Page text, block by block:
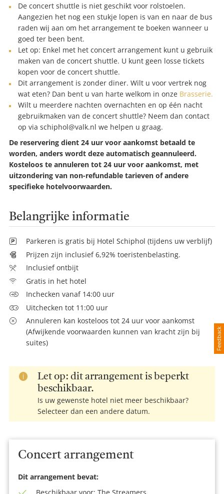
De concert shuttle is niet geschikt voor rolstoelen.
Aangezien het nog een stukje lopen is van en naar de bus
raden wij aan om het arrangement te boeken wanneer u
goed ter been bent.
Let op: Enkel met het concert arrangement kunt u gebruik
maken van de concert shuttle. U kunt geen losse tickets
kopen voor de concert shuttle.
Dit arrangement is zonder diner. Wilt u voor vertrek nog
wat eten? Dan bent u van harte welkom in onze Brasserie.
Wilt u meerdere nachten overnachten en op één nacht
gebruikmaken van de concert shuttle? Neem dan contact
op via schiphol@valk.nl we helpen u graag.
De reservering dient 24 uur voor aankomst betaald te
worden, anders wordt deze automatisch geannuleerd.
Kosteloos te annuleren tot 24 uur voor aankomst, met
uitzondering van non-refundable tarieven of andere
specifieke hotelvoorwaarden.
Belangrijke informatie
Parkeren is gratis bij Hotel Schiphol (tijdens uw verblijf)
Prijzen zijn inclusief 6,92% toeristenbelasting.
Inclusief ontbijt
Gratis in het hotel
Inchecken vanaf 14:00 uur
Uitchecken tot 11:00 uur
Annuleren kan kosteloos tot 24 uur voor aankomst
(Afwijkende voorwaarden kunnen van kracht zijn bij
suites)
Let op: dit arrangement is beperkt
beschikbaar.
Is uw gewenste hotel niet meer beschikbaar?
Selecteer dan een andere datum.
Concert arrangement
Dit arrangement bevat:
Feedback